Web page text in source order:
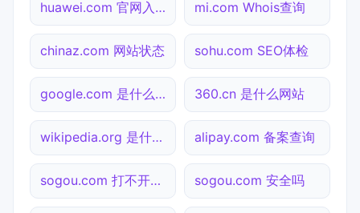
huawei.com 官网入口 mi.com Whois查询
chinaz.com 网站状态 sohu.com SEO体检
google.com 是什么网站 360.cn 是什么网站
wikipedia.org 是什么网站 alipay.com 备案查询
sogou.com 打不开检测 sogou.com 安全吗